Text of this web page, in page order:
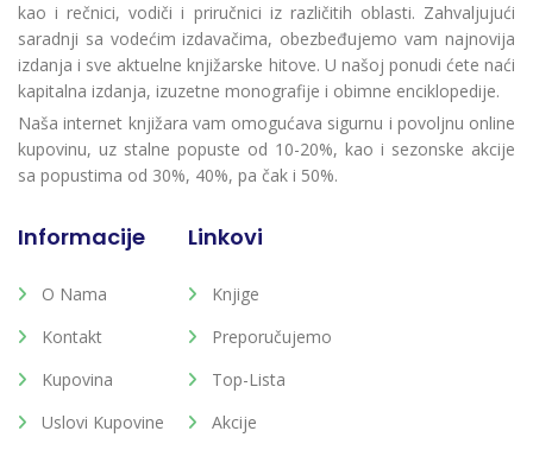
kao i rečnici, vodiči i priručnici iz različitih oblasti. Zahvaljujući
saradnji sa vodećim izdavačima, obezbeđujemo vam najnovija
izdanja i sve aktuelne knjižarske hitove. U našoj ponudi ćete naći
kapitalna izdanja, izuzetne monografije i obimne enciklopedije.
Naša internet knjižara vam omogućava sigurnu i povoljnu online
kupovinu, uz stalne popuste od 10-20%, kao i sezonske akcije
sa popustima od 30%, 40%, pa čak i 50%.
Informacije
O Nama
Kontakt
Kupovina
Uslovi Kupovine
Linkovi
Knjige
Preporučujemo
Top-Lista
Akcije